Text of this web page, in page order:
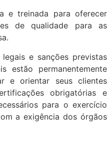
e treinada para oferecer
de qualidade para as
e sanções previstas
estão permanentemente
e orientar seus clientes
obrigatórias e
para o exercício
a exigência dos órgãos